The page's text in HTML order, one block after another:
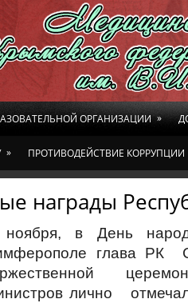
ОРГАНИЗАЦИИ »
» ПРОТИВОДЕЙСТВИЕ КОРРУПЦИИ
награды
в День
глава РК
лично